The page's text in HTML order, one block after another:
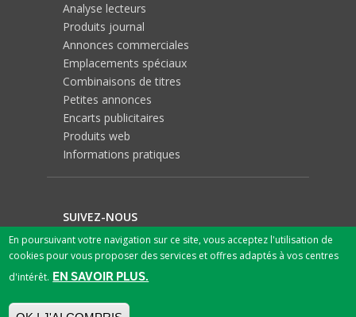
Analyse lecteurs
Produits journal
Annonces commerciales
Emplacements spéciaux
Combinaisons de titres
Petites annonces
Encarts publicitaires
Produits web
Informations pratiques
SUIVEZ-NOUS
En poursuivant votre navigation sur ce site, vous acceptez l'utilisation de
cookies pour vous proposer des services et offres adaptés à vos centres
d'intérêt. EN SAVOIR PLUS.